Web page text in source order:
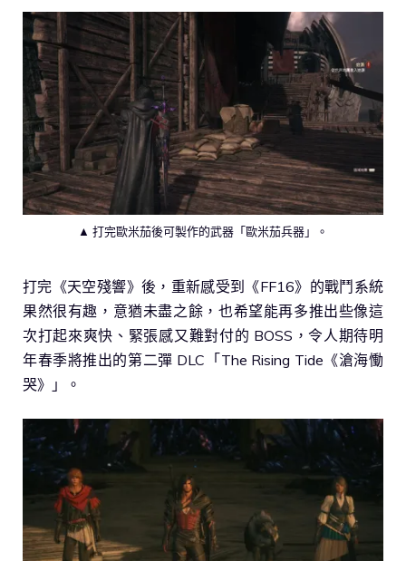
▲ 打完歐米茄後可製作的武器「歐米茄兵器」。
打完《天空殘響》後，重新感受到《FF16》的戰鬥系統
果然很有趣，意猶未盡之餘，也希望能再多推出些像這
次打起來爽快、緊張感又難對付的 BOSS，令人期待明
年春季將推出的第二彈 DLC「The Rising Tide《滄海慟
哭》」。